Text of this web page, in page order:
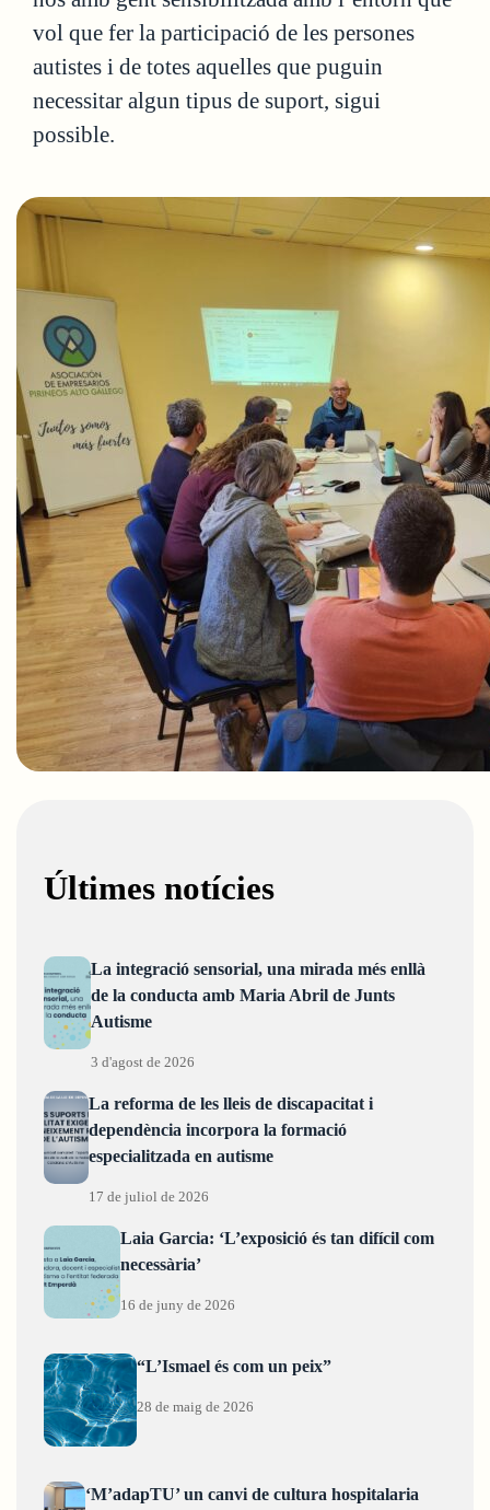
vol que fer la participació de les persones
autistes i de totes aquelles que puguin
necessitar algun tipus de suport, sigui
possible.
Últimes notícies
La integració sensorial, una mirada més enllà
de la conducta amb Maria Abril de Junts
Autisme
3 d'agost de 2026
La reforma de les lleis de discapacitat i
dependència incorpora la formació
especialitzada en autisme
17 de juliol de 2026
Laia Garcia: ‘L’exposició és tan difícil com
necessària’
16 de juny de 2026
“L’Ismael és com un peix”
28 de maig de 2026
‘M’adapTU’ un canvi de cultura hospitalaria